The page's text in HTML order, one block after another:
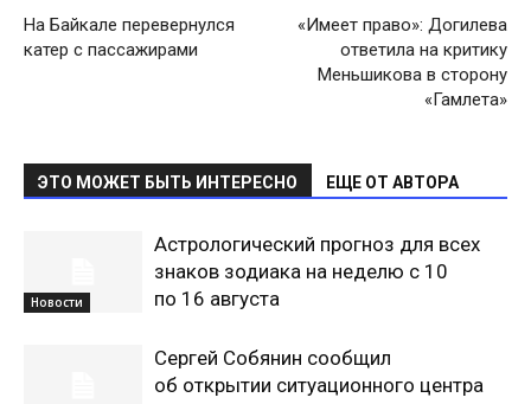
На Байкале перевернулся
катер с пассажирами
«Имеет право»: Догилева
ответила на критику
Меньшикова в сторону
«Гамлета»
ЭТО МОЖЕТ БЫТЬ ИНТЕРЕСНО ЕЩЕ ОТ АВТОРА
Новости
Астрологический прогноз для всех
знаков зодиака на неделю с 10
по 16 августа
Сергей Собянин сообщил
об открытии ситуационного центра